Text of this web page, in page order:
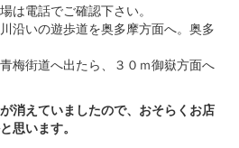
確認下さい。
歩道を奥多摩方面へ。奥多
たら、３０ｍ御嶽方面へ
消えていましたので、おそらくお店
思います。